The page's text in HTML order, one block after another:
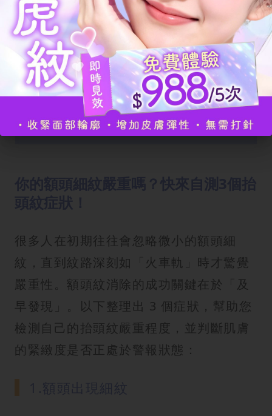
我已閱讀並同意有關 條款細則以及隱私政
策。
完成登記
很多人在初期往往會忽略微小的額頭細
紋，直到紋路深刻如「火車軌」時才驚覺
嚴重性。額頭紋消除的成功關鍵在於「及
早發現」。以下整理出 3 個症狀，幫助您
檢測自己的抬頭紋嚴重程度，並判斷肌膚
的緊緻度是否正處於警報狀態：